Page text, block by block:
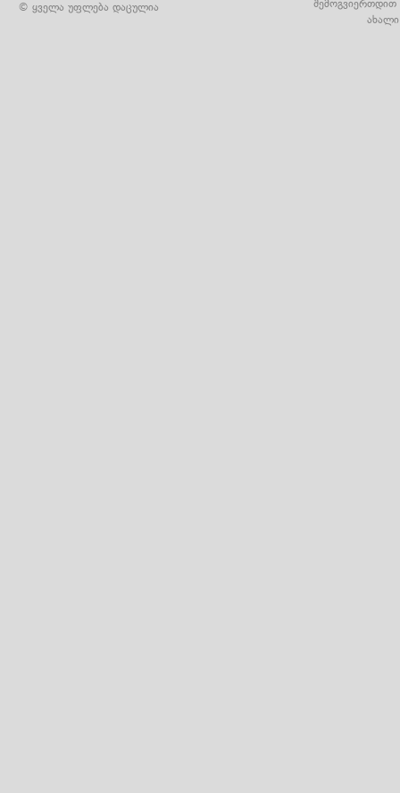
© ყველა უფლება დაცულია
შემოგვიერთდით
ახალი